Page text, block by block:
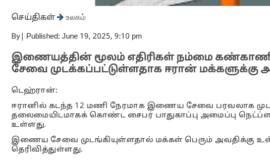
செய்திகள் உலகம்
By Published: June 19, 2025, 9:10 pm
இணையத்தின் மூலம் எதிரிகள் நம்மை
சேவை முடக்கப்பட்டுள்ளதாக ஈரான் மக்களுக்கு
டெஹ்ரான்:
ஈரானில் கடந்த 12 மணி நேரமாக இணைய சேவை பரவலாக
தலைமையிடமாகக் கொண்ட சைபர் பாதுகாப்பு அமைப்பு
உள்ளது.
இணைய சேவை முடங்கியுள்ளதால் மக்கள் பெரும் அவதிக்கு
தெரிவித்துள்ளது.